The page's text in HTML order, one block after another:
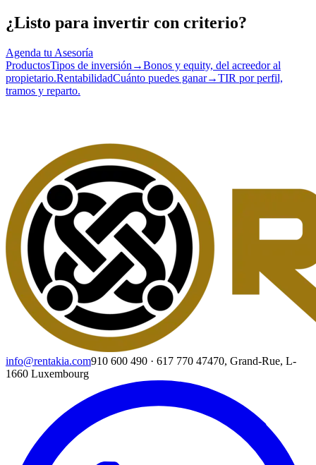
¿Listo para invertir con criterio?
Agenda tu Asesoría
ProductosTipos de inversión →Bonos y equity, del acreedor al
propietario.RentabilidadCuánto puedes ganar→TIR por perfil,
tramos y reparto.
info@rentakia.com910 600 490 · 617 770 47470, Grand-Rue, L-
1660 Luxembourg